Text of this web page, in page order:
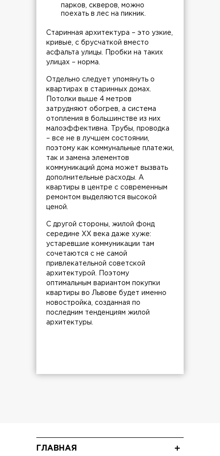
парков, скверов, можно
поехать в лес на пикник.
Старинная архитектура – это узкие,
кривые, с брусчаткой вместо
асфальта улицы. Пробки на таких
улицах – норма.
Отдельно следует упомянуть о
квартирах в старинных домах.
Потолки выше 4 метров
затрудняют обогрев, а система
отопления в большинстве из них
малоэффективна. Трубы, проводка
– все не в лучшем состоянии,
поэтому как коммунальные платежи,
так и замена элементов
коммуникаций дома может вызвать
дополнительные расходы. А
квартиры в центре с современным
ремонтом выделяются высокой
ценой.
С другой стороны, жилой фонд
середине ХХ века даже хуже:
устаревшие коммуникации там
сочетаются с не самой
привлекательной советской
архитектурой. Поэтому
оптимальным вариантом покупки
квартиры во Львове будет именно
новостройка, созданная по
последним тенденциям жилой
архитектуры.
ГЛАВНАЯ